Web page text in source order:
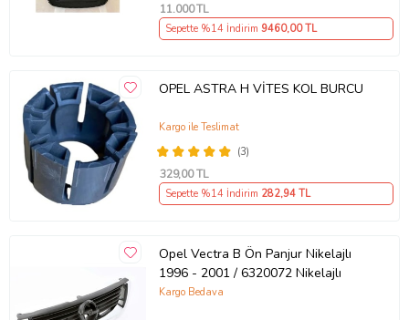
11.000TL
Sepette %14 İndirim 9460,00 TL
OPEL ASTRA H VİTES KOL BURCU
(3)
Kargo ile Teslimat
329,00 TL
Sepette %14 İndirim 282,94 TL
Opel Vectra B Ön Panjur Nikelajlı
1996 - 2001 / 6320072 Nikelajlı
Kargo Bedava